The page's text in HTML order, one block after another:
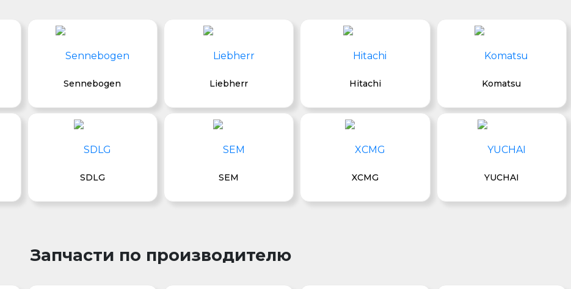
Sennebogen Liebherr Hitachi Komatsu
SDLG SEM XCMG YUCHAI
Запчасти по производителю